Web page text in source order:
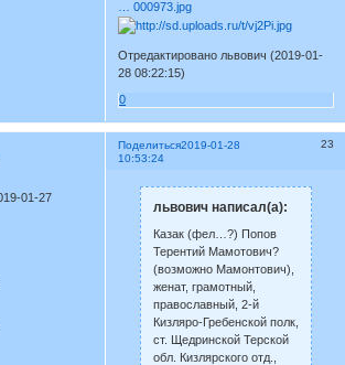
… 000973.jpg
Отредактировано львович (2019-01-
28 08:22:15)
0
Поделиться 23
2019-01-28
10:53:24
01-27
львович написал(а):
Казак (фел…?) Попов
Терентий Мамотович?
(возможно Мамонтович),
женат, грамотный,
православный, 2-й
Кизляро-Гребенской полк,
ст. Щедринской Терской
обл. Кизлярского отд.,